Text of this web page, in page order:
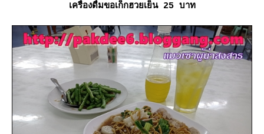
เครื่องดื่มขอเก็กฮวยเย็น 25 บาท